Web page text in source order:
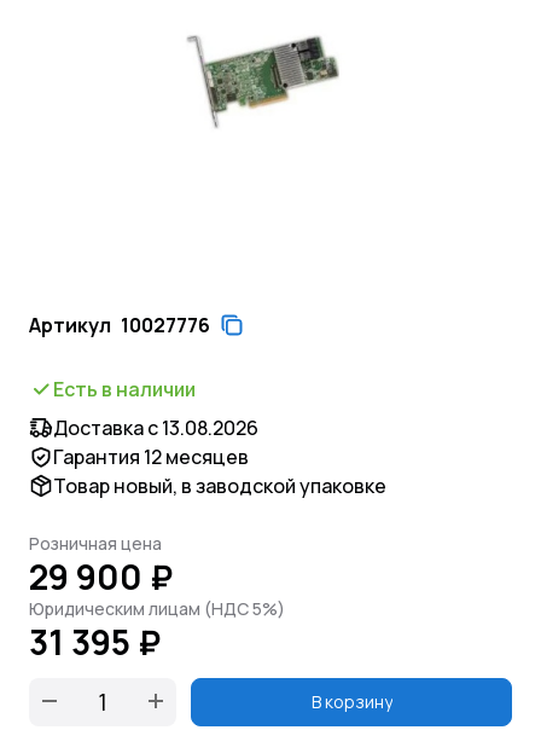
Артикул 10027776
Есть в наличии
Доставка с 13.08.2026
Гарантия 12 месяцев
Товар новый, в заводской упаковке
Розничная цена
29 900 ₽
Юридическим лицам (НДС 5%)
31 395 ₽
В корзину